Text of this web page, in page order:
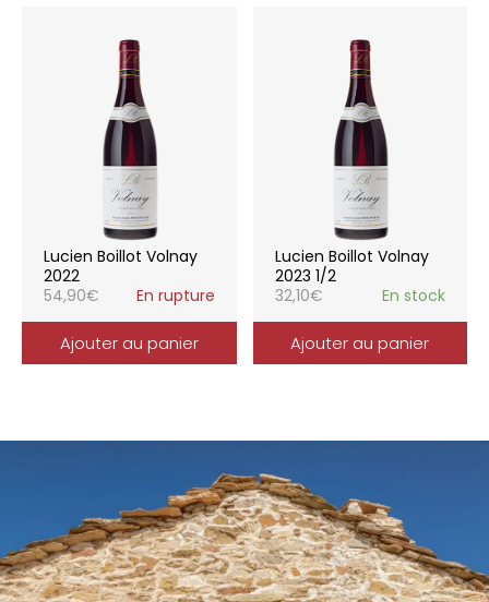
Lucien Boillot Volnay
2022
54,90€ En rupture
Ajouter au panier
Lucien Boillot Volnay
2023 1/2
32,10€ En stock
Ajouter au panier